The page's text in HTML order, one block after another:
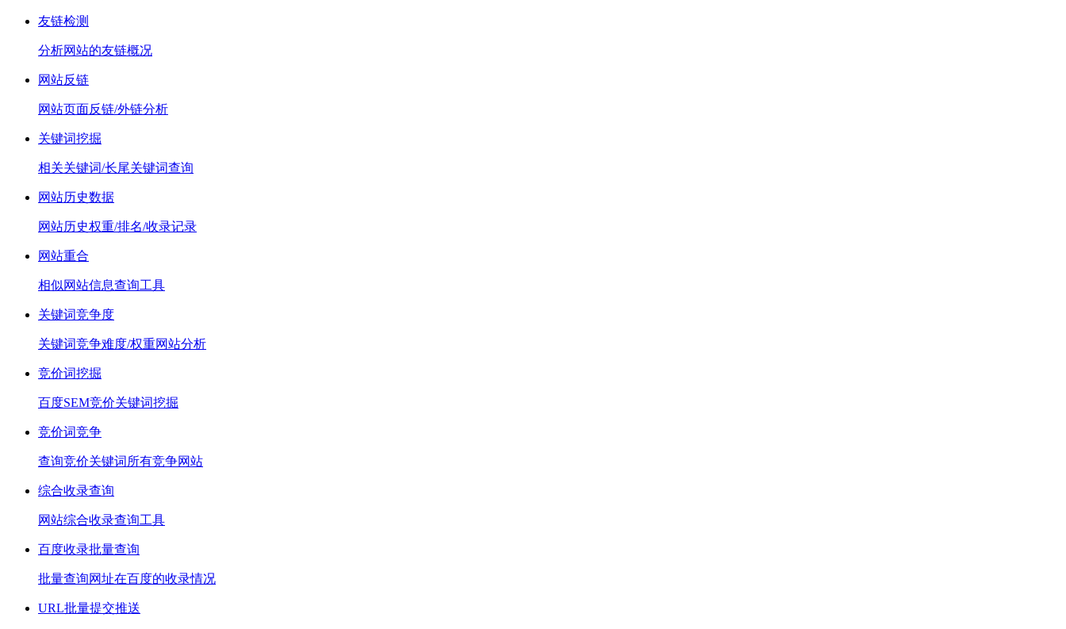
友链检测
分析网站的友链概况
网站反链
网站页面反链/外链分析
关键词挖掘
相关关键词/长尾关键词查询
网站历史数据
网站历史权重/排名/收录记录
网站重合
相似网站信息查询工具
关键词竞争度
关键词竞争难度/权重网站分析
竞价词挖掘
百度SEM竞价关键词挖掘
竞价词竞争
查询竞价关键词所有竞争网站
综合收录查询
网站综合收录查询工具
百度收录批量查询
批量查询网址在百度的收录情况
URL批量提交推送